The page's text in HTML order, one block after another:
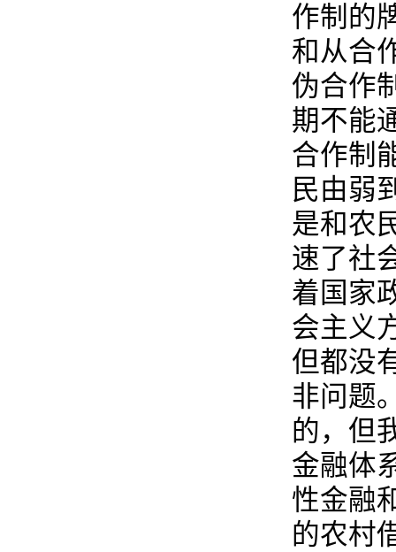
作制的
和从合
伪合作
期不能
合作制
民由弱
是和农
速了社
着国家
会主义
但都没
非问题
的，但
金融体
性金融
的农村